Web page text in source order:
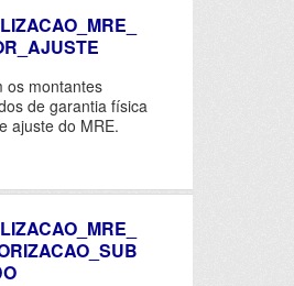
os montantes
de garantia física
ajuste do MRE.